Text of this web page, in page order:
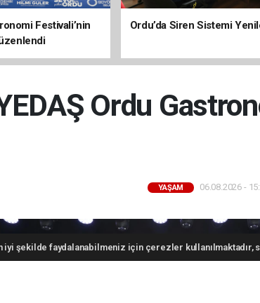
Festivali’nin
Ordu’da Siren Sistemi
Ordu
YAŞAM 06.08.2026 -
iyi şekilde faydalanabilmeniz için çerezler kullanılmaktadır,